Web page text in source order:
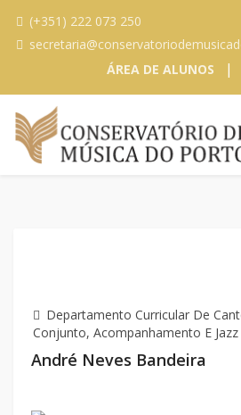
(+351) 222 073 250
ÁREA DE ALUNOS
|
Departamento Curricular De
Conjunto, Acompanhamento E Jazz
André Neves Bandeira